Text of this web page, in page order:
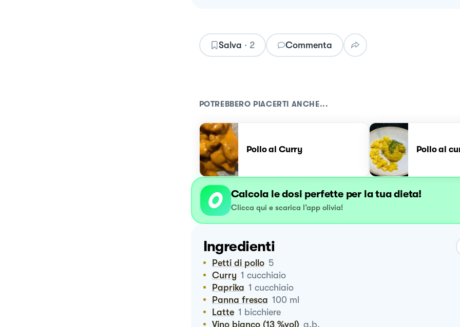
Salva · 2 Commenta
POTREBBERO PIACERTI ANCHE...
Pollo al Curry Pollo al
Calcola le dosi perfette per la tua dieta!
Clicca qui e scarica l’app olivia!
Ingredienti
Petti di pollo 5
Curry 1 cucchiaio
Paprika 1 cucchiaio
Panna fresca 100 ml
Latte 1 bicchiere
Vino bianco (13 %vol) q.b.